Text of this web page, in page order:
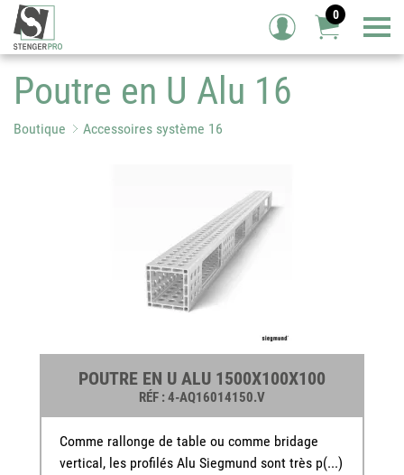
0
Poutre en U Alu 16
Boutique Accessoires système 16
POUTRE EN U ALU 1500X100X100
RÉF : 4-AQ16014150.V
Comme rallonge de table ou comme bridage
vertical, les profilés Alu Siegmund sont très p(...)